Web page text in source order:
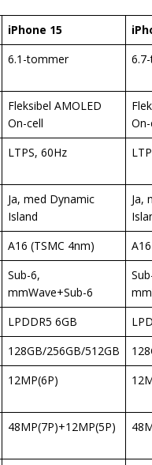
iPhone 15
6.1-tommer
Fleksibel AMOLED
On-cell
LTPS, 60Hz
Ja, med Dynamic
Island
Ja,
A16 (TSMC 4nm)
Sub-6,
mmWave+Sub-6
LPDDR5 6GB
128GB/256GB/512GB
12MP(6P)
48MP(7P)+12MP(5P)